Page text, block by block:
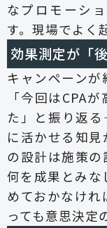
なプロモーシ
す。現場でよく
効果測定が「
キャンペーンが
「今回はCPA
た」と振り返
に活かせる知
の設計は施策の
何を成果とみな
めておかなけれ
っても意思決定